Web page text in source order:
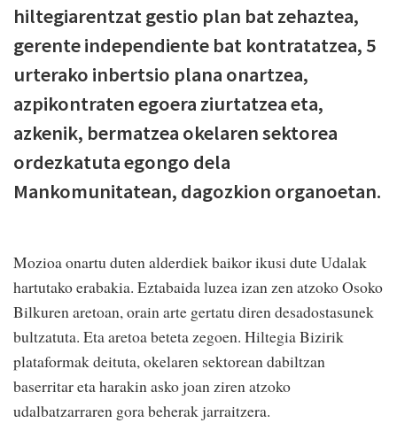
hiltegiarentzat gestio plan bat zehaztea,
gerente independiente bat kontratatzea, 5
urterako inbertsio plana onartzea,
azpikontraten egoera ziurtatzea eta,
azkenik, bermatzea okelaren sektorea
ordezkatuta egongo dela
Mankomunitatean, dagozkion organoetan.
Mozioa onartu duten alderdiek baikor ikusi dute Udalak
hartutako erabakia. Eztabaida luzea izan zen atzoko Osoko
Bilkuren aretoan, orain arte gertatu diren desadostasunek
bultzatuta. Eta aretoa beteta zegoen. Hiltegia Bizirik
plataformak deituta, okelaren sektorean dabiltzan
baserritar eta harakin asko joan ziren atzoko
udalbatzarraren gora beherak jarraitzera.